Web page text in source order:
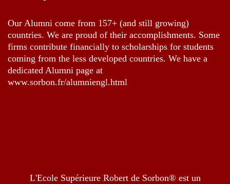
Our Alumni come from 157+ (and still growing)
countries. We are proud of their accomplishments. Some
firms contribute financially to scholarships for students
coming from the less developed countries. We have a
dedicated Alumni page at
www.sorbon.fr/alumniengl.html
L'Ecole Supérieure Robert de Sorbon® est un